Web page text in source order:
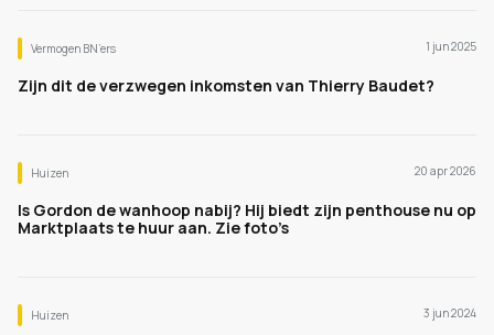
Vermogen BN’ers 1 jun 2025
Zijn dit de verzwegen inkomsten van Thierry Baudet?
Huizen 20 apr 2026
Is Gordon de wanhoop nabij? Hij biedt zijn penthouse nu op
Marktplaats te huur aan. Zie foto’s
Huizen 3 jun 2024